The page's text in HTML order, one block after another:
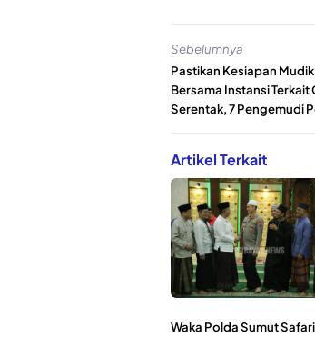
Sebelumnya
Pastikan Kesiapan
Bersama Instansi
Serentak, 7 Pengemudi
Artikel Terkait
Waka Polda Sumut Safari